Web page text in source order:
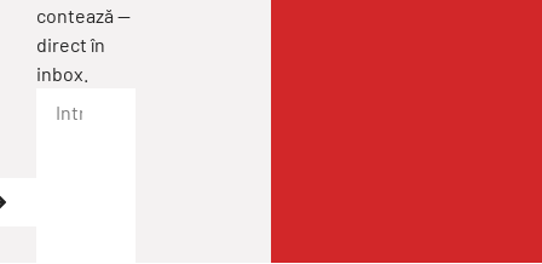
contează —
direct în
inbox.